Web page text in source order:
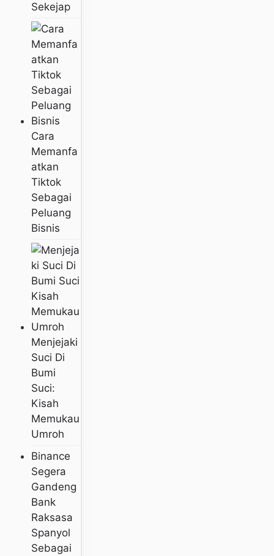
Sekejap
Cara
Memanfa
Atkan
Tiktok
Sebagai
Peluang
Bisnis
Menjejaki
Suci Di
Bumi
Suci:
Kisah
Memukau
Umroh
Binance
Segera
Gandeng
Bank
Raksasa
Spanyol
Sebagai